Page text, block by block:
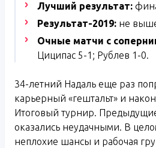
Лучший результат:
Результат-2019: не
Очные матчи с
Циципас 5-1; Рублев 1-0.
34-летний Надаль еще раз
карьерный «гештальт» и
Итоговый турнир.
оказались неудачными. В
неплохие шансы и рабочая